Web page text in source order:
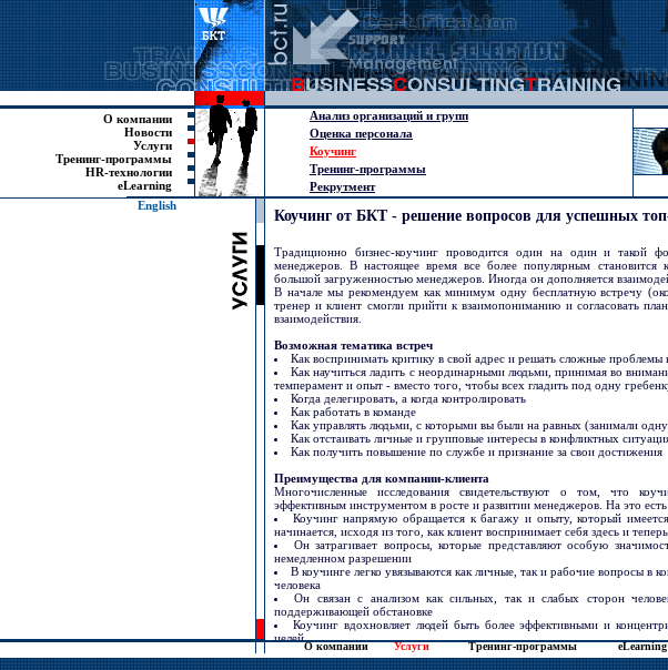
О компании
Новости
Услуги
Тренинг-программы
HR-технологии
eLearning
Анализ организаций и групп
Оценка персонала
Коучинг
Тренинг-программы
Рекрутмент
English
О компании Услуги Тренинг-программы eLearning